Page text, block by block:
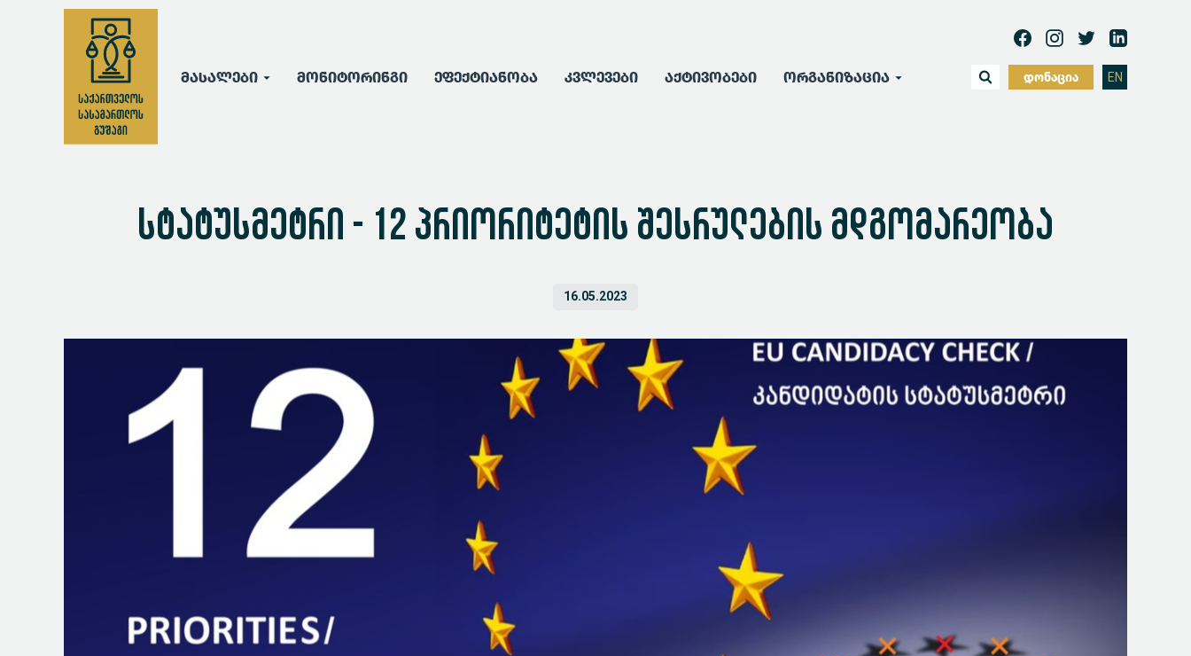
მასალები მონიტორინგი ეფექტიანობა კვლევები აქტივობები ორგანიზაცია დონაცია EN
სტატუსმეტრი - 12 პრიორიტეტის შესრულების მდგომარეობა
16.05.2023